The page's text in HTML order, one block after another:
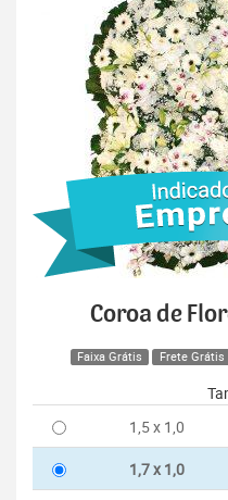
Coroa de
Faixa Grátis Frete Grátis
1,5 x 1,0
1,7 x 1,0